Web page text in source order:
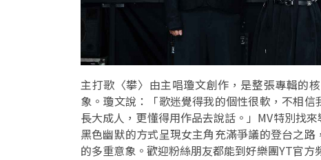
主打歌〈攀〉由主唱瓊文創作，是整張專輯的
象。瓊文說：「歌迷覺得我的個性很軟，不相
長大成人，更懂得用作品去說話。」MV特別找
黑色幽默的方式呈現女主角充滿爭議的登台之路
的多重意象。歡迎粉絲朋友都能到好樂團YT官方